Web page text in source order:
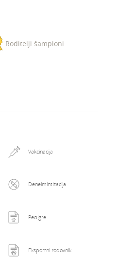
Roditelji šampioni
Vakcinacija
Dehelmintizacija
Pedigre
Eksportni rodovnik